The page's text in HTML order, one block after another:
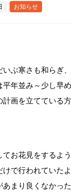
お知らせ
いぶ寒さも和らぎ
年並み～少し早
計画を立てている
てお花見をするよ
けで行われていた
あまり良くなかっ